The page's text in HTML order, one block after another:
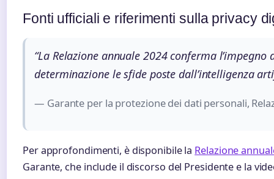
Fonti ufficiali e riferimenti sulla privacy
“La Relazione annuale 2024 conferma
determinazione le sfide poste dall’intelligenza
— Garante per la protezione dei dati personali,
Per approfondimenti, è disponibile la Relazione
Garante, che include il discorso del Presidente e la